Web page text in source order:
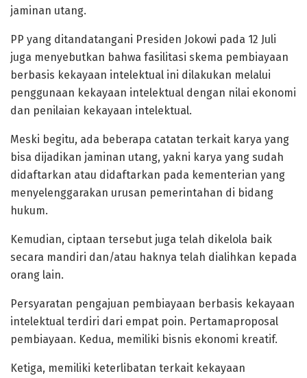
jaminan utang.
PP yang ditandatangani Presiden Jokowi pada 12 Juli
juga menyebutkan bahwa fasilitasi skema pembiayaan
berbasis kekayaan intelektual ini dilakukan melalui
penggunaan kekayaan intelektual dengan nilai ekonomi
dan penilaian kekayaan intelektual.
Meski begitu, ada beberapa catatan terkait karya yang
bisa dijadikan jaminan utang, yakni karya yang sudah
didaftarkan atau didaftarkan pada kementerian yang
menyelenggarakan urusan pemerintahan di bidang
hukum.
Kemudian, ciptaan tersebut juga telah dikelola baik
secara mandiri dan/atau haknya telah dialihkan kepada
orang lain.
Persyaratan pengajuan pembiayaan berbasis kekayaan
intelektual terdiri dari empat poin. Pertamaproposal
pembiayaan. Kedua, memiliki bisnis ekonomi kreatif.
Ketiga, memiliki keterlibatan terkait kekayaan